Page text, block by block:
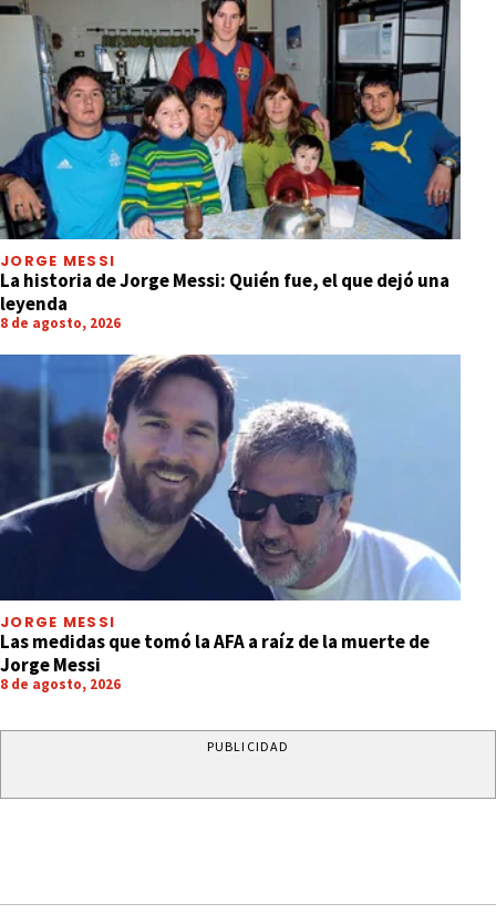
JORGE MESSI
La historia de Jorge Messi: Quién fue, el que dejó una
leyenda
8 de agosto, 2026
JORGE MESSI
Las medidas que tomó la AFA a raíz de la muerte de
Jorge Messi
8 de agosto, 2026
PUBLICIDAD